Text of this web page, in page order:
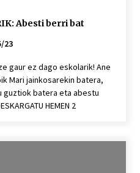
Abesti berri bat
23
gaur ez dago eskolarik! Ane
Mari jainkosarekin batera,
guztiok batera eta abestu
HEMEN 2